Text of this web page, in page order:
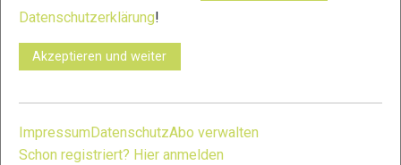
Datenschutzerklärung!
Akzeptieren und weiter
ImpressumDatenschutzAbo verwalten
Schon registriert? Hier anmelden